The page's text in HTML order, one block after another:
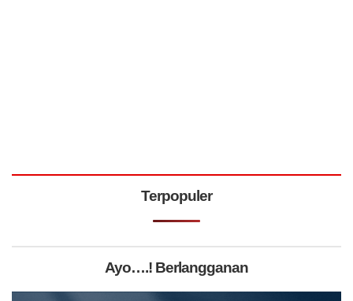
Terpopuler
Ayo….! Berlangganan